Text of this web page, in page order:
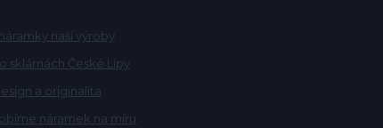
naší výroby
sklárnách České Lípy
a originalita
náramek na míru